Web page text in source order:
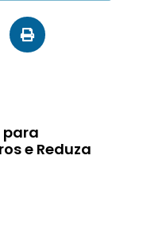
para
e Reduza